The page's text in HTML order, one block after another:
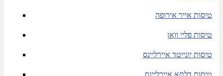
טיסות אייר אירופה
טיסות פליי וואן
טיסות יונייטד איירליינס
טיסות דלתא איירליינס